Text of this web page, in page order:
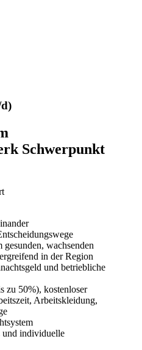
Schwerpunkt
wachsenden
in der Region
und betriebliche
zu 50%), kostenloser
Arbeitskleidung,
und individuelle